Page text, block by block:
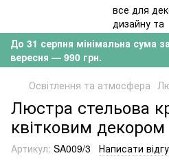
До 31 серпня мінімальна сума
вересня — 990 грн.
Освітлення та атмосфера
Люстра стельова
квітковим
Артикул: SA009/3 Написати